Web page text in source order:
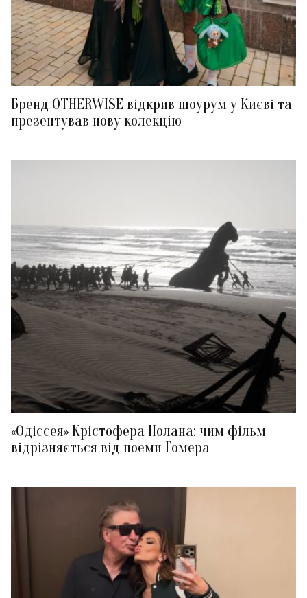
Бренд OTHERWISE відкрив шоурум у Києві та
презентував нову колекцію
«Одіссея» Крістофера Нолана: чим фільм
відрізняється від поеми Гомера